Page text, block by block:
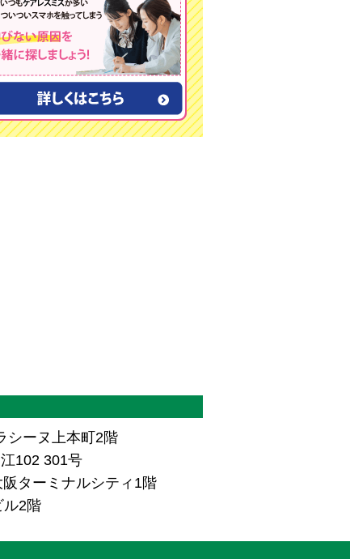
シーヌ上本町2階
102 301号
ターミナルシティ1階
2階